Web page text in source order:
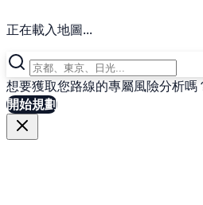
正在載入地圖...
想要獲取您路線的專屬風險分析嗎
開始規劃